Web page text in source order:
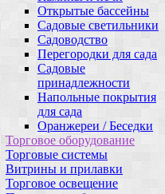
Открытые бассейны
Садовые светильники
Садоводство
Перегородки для сада
Садовые
принадлежности
Напольные покрытия
для сада
Оранжереи / Беседки
Торговое оборудование
Торговые системы
Витрины и прилавки
Торговое освещение